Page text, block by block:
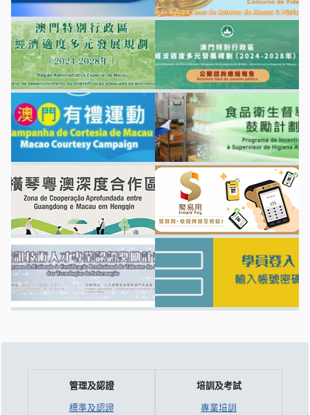
管理及認證
標準及認證
培訓及考試
專業培訓